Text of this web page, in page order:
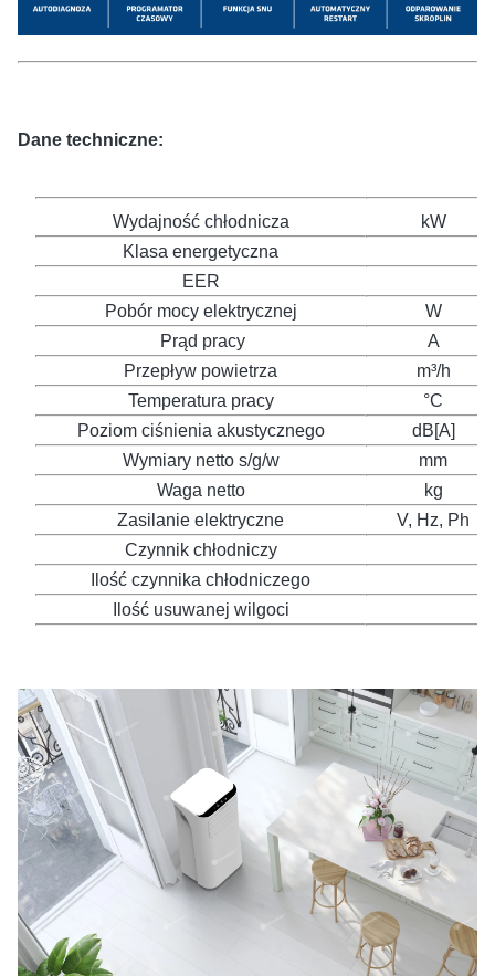
Dane techniczne:
Wydajność chłodnicza
kW
Klasa energetyczna
EER
Pobór mocy elektrycznej
W
Prąd pracy
A
Przepływ powietrza
m³/h
Temperatura pracy
°C
Poziom ciśnienia akustycznego
dB[A]
Wymiary netto s/g/w
mm
Waga netto
kg
Zasilanie elektryczne
V, Hz, Ph
Czynnik chłodniczy
Ilość czynnika chłodniczego
Ilość usuwanej wilgoci